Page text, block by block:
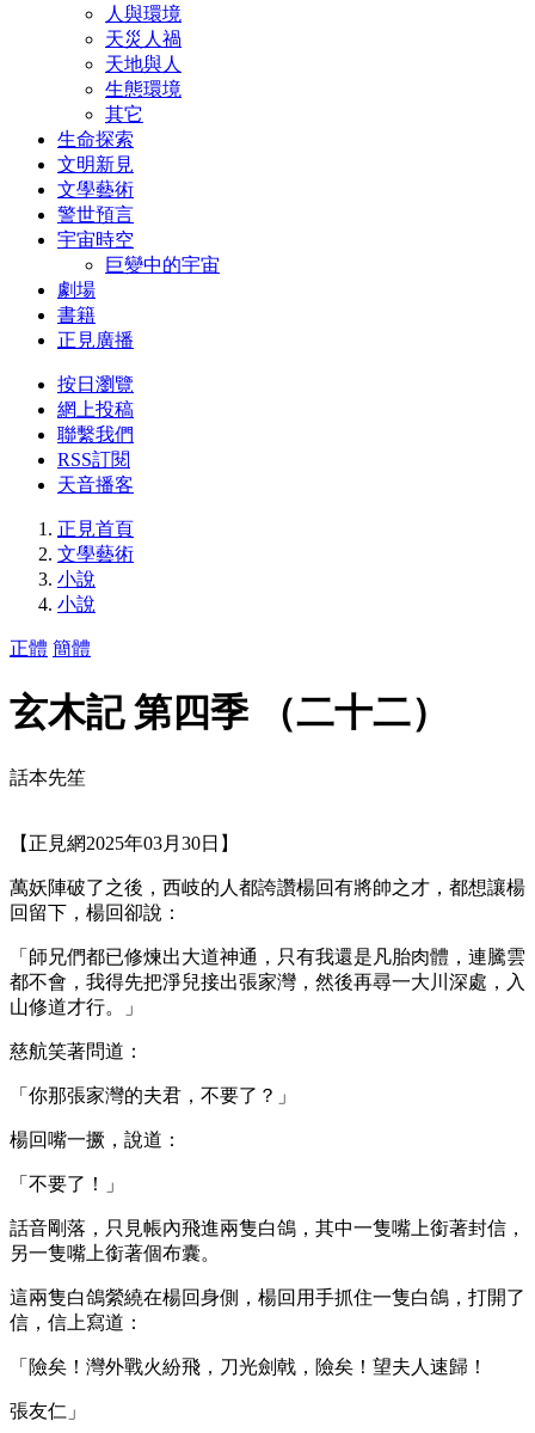
人與環境
天災人禍
天地與人
生態環境
其它
生命探索
文明新見
文學藝術
警世預言
宇宙時空
巨變中的宇宙
劇場
書籍
正見廣播
按日瀏覽
網上投稿
聯繫我們
RSS訂閱
天音播客
正見首頁
文學藝術
小說
小說
正體 簡體
玄木記 第四季 （二十二）
話本先笙
【正見網2025年03月30日】
萬妖陣破了之後，西岐的人都誇讚楊回有將帥之才，都想讓楊
回留下，楊回卻說：
「師兄們都已修煉出大道神通，只有我還是凡胎肉體，連騰雲
都不會，我得先把淨兒接出張家灣，然後再尋一大川深處，入
山修道才行。」
慈航笑著問道：
「你那張家灣的夫君，不要了？」
楊回嘴一撅，說道：
「不要了！」
話音剛落，只見帳內飛進兩隻白鴿，其中一隻嘴上銜著封信，
另一隻嘴上銜著個布囊。
這兩隻白鴿縈繞在楊回身側，楊回用手抓住一隻白鴿，打開了
信，信上寫道：
「險矣！灣外戰火紛飛，刀光劍戟，險矣！望夫人速歸！
張友仁」